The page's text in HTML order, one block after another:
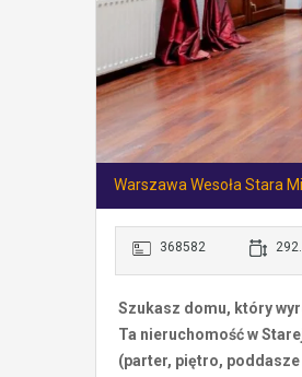
Warszawa Wesoła Stara
368582
Szukasz domu, który
Ta nieruchomość w
(parter, piętro,